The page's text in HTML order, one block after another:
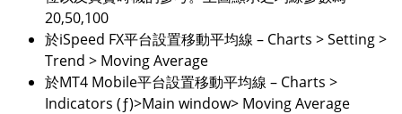
20,50,100
於iSpeed FX平台設置移動平均線 – Charts > Setting >
Trend > Moving Average
於MT4 Mobile平台設置移動平均線 – Charts >
Indicators (ƒ)>Main window> Moving Average